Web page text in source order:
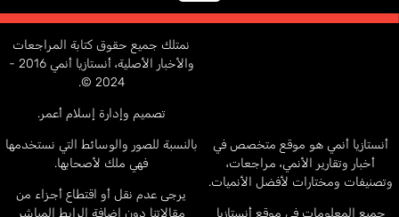
أنستازيا أنمي هو موقع متخصص في
أخبار وتقارير الأنمي، مراجعات،
وتصنيفات ومختارات لأفضل الأنميات.
جميع المعلومات في موقع أنستازيا
نمتلك جميع حقوق كتابة المراجعات
والأخبار الأصلية، أنستازيا أنمي 2016 -
2024 ©.
تصميم وإدارة إسلام أعمر.
بالنسبة للصور والوسائط التي نستخدمها
فهي ملك لأصحابها.
يرجى عدم نقل أو اقتطاع أجزاء من
مقالاتنا دون إضافة الرابط المباشر